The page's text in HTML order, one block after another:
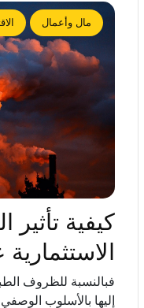
مال وأعمال
كيفية تأثير
فبالنسبة للظروف
إليها بالأسلوب